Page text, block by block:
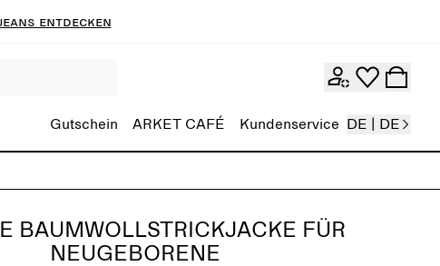
entdecken
Gutschein ARKET CAFÉ Kundenservice DE | DE
BAUMWOLLSTRICKJACKE FÜR
NEUGEBORENE